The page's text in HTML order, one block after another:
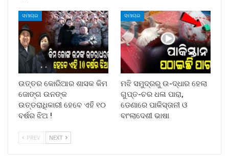
ସମାଚାର
ଉତ୍ତର କୋରିଆର ଶାସକ କିମ
ଜୋଙ୍ଗ ଉନଙ୍କ
ଉତ୍ତରାଧିକାରୀ ହେବେ ଏହି ୧୦
ବର୍ଷର ଝିଅ !
ସମାଚାର
ମଝି ସମୁଦ୍ରରୁ ଉ-ଦ୍ଧାର ହେଲା
ଗୁପ୍ତ-ଚର ଧଳା ପାରା,
ଡେଣାରେ ପାକିସ୍ତାନୀ ଓ
ବାଂଲାଦେଶୀ ଭାଷା
PREV NEXT